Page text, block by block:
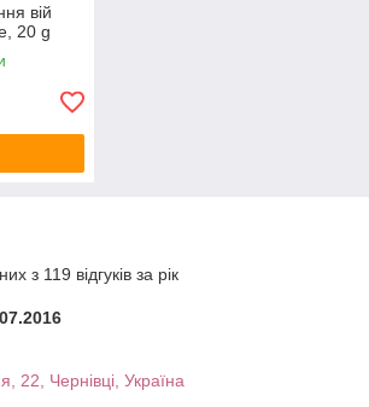
вій
20 g
з 119 відгуків за рік
22, Чернівці, Україна